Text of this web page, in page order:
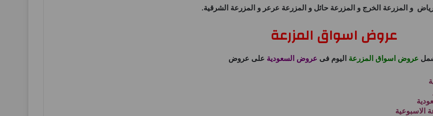
و المزرعة الخرج و المزرعة حائل و المزرعة عرعر و المزرعة الشرقية.
عروض اسواق المزرعة
عروض اسواق المزرعة اليوم فى عروض السعودية على عروض
الاسبوعية